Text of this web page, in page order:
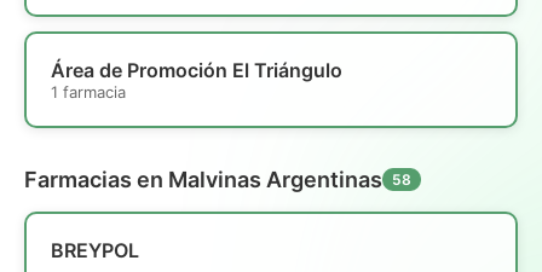
Área de Promoción El Triángulo
1 farmacia
Farmacias en Malvinas Argentinas 58
BREYPOL